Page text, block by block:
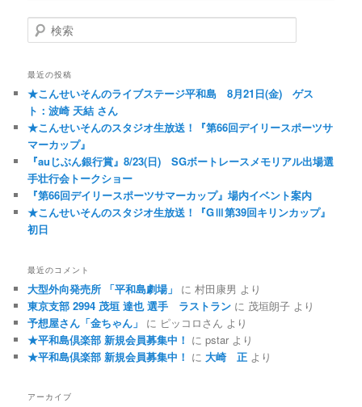
検索
最近の投稿
★こんせいそんのライブステージ平和島 8月21日(金) ゲス
ト：波崎 天結 さん
★こんせいそんのスタジオ生放送！『第66回デイリースポーツサ
マーカップ』
『auじぶん銀行賞』8/23(日) SGボートレースメモリアル出場選
手壮行会トークショー
『第66回デイリースポーツサマーカップ』場内イベント案内
★こんせいそんのスタジオ生放送！『GⅢ第39回キリンカップ』
初日
最近のコメント
大型外向発売所 「平和島劇場」 に村田康男 より
東京支部 2994 茂垣 達也 選手 ラストラン に 茂垣朗子 より
予想屋さん「金ちゃん」
に ピッコロさん より
★平和島倶楽部 新規会員募集中！ にpstar より
★平和島倶楽部 新規会員募集中！ に大崎 正 より
アーカイブ